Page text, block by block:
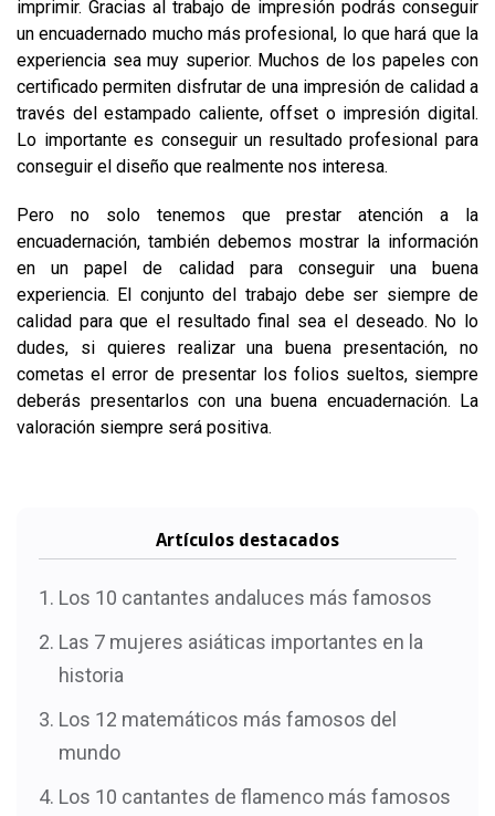
imprimir. Gracias al trabajo de impresión podrás conseguir
un encuadernado mucho más profesional, lo que hará que la
experiencia sea muy superior. Muchos de los papeles con
certificado permiten disfrutar de una impresión de calidad a
través del estampado caliente, offset o impresión digital.
Lo importante es conseguir un resultado profesional para
conseguir el diseño que realmente nos interesa.
Pero no solo tenemos que prestar atención a la
encuadernación, también debemos mostrar la información
en un papel de calidad para conseguir una buena
experiencia. El conjunto del trabajo debe ser siempre de
calidad para que el resultado final sea el deseado. No lo
dudes, si quieres realizar una buena presentación, no
cometas el error de presentar los folios sueltos, siempre
deberás presentarlos con una buena encuadernación. La
valoración siempre será positiva.
Artículos destacados
Los 10 cantantes andaluces más famosos
Las 7 mujeres asiáticas importantes en la
historia
Los 12 matemáticos más famosos del
mundo
Los 10 cantantes de flamenco más famosos